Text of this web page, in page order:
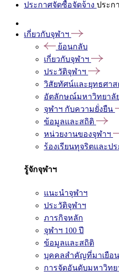
ประกาศจัดซื้อจัดจ้าง ประก
เกี่ยวกับจุฬาฯ
ย้อนกลับ
เกี่ยวกับจุฬาฯ
ประวัติจุฬาฯ
วิสัยทัศน์และยุทธศาส
อัตลักษณ์มหาวิทยาลั
จุฬาฯ กับความยั่งยืน
ข้อมูลและสถิติ
หน่วยงานของจุฬาฯ
ร้องเรียนทุจริตและป
รู้จักจุฬาฯ
แนะนำจุฬาฯ
ประวัติจุฬาฯ
ภารกิจหลัก
จุฬาฯ 100 ปี
ข้อมูลและสถิติ
บุคคลสำคัญที่มาเยือน
การจัดอันดับมหาวิทย